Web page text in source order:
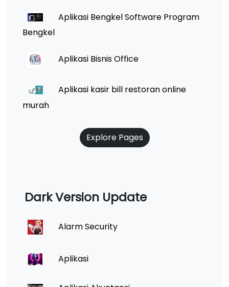
Aplikasi Bengkel Software Program
Bengkel
Aplikasi Bisnis Office
Aplikasi kasir bill restoran online
murah
Explore Pages
Dark Version Update
Alarm Security
Aplikasi